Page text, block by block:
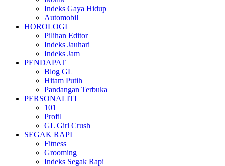
Indeks Gaya Hidup
Automobil
HOROLOGI
Pilihan Editor
Indeks Jauhari
Indeks Jam
PENDAPAT
Blog GL
Hitam Putih
Pandangan Terbuka
PERSONALITI
101
Profil
GL Girl Crush
SEGAK RAPI
Fitness
Grooming
Indeks Segak Rapi